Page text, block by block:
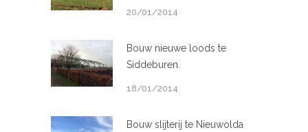
20/01/2014
Bouw nieuwe loods te
Siddeburen.
18/01/2014
Bouw slijterij te Nieuwolda